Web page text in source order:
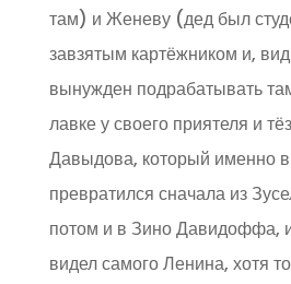
там) и Женеву (дед был
завзятым картёжником и,
вынужден подрабатывать
лавке у своего приятеля и
Давыдова, который именно
превратился сначала из
потом и в Зино Давидоффа,
видел самого Ленина, хотя